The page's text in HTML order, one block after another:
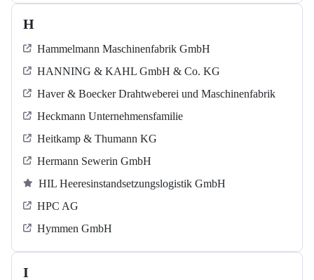
H
Hammelmann Maschinenfabrik GmbH
HANNING & KAHL GmbH & Co. KG
Haver & Boecker Drahtweberei und Maschinenfabrik
Heckmann Unternehmensfamilie
Heitkamp & Thumann KG
Hermann Sewerin GmbH
HIL Heeresinstandsetzungslogistik GmbH
HPC AG
Hymmen GmbH
I